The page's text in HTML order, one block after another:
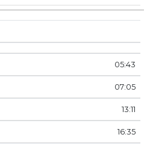
05:43
07:05
13:11
16:35